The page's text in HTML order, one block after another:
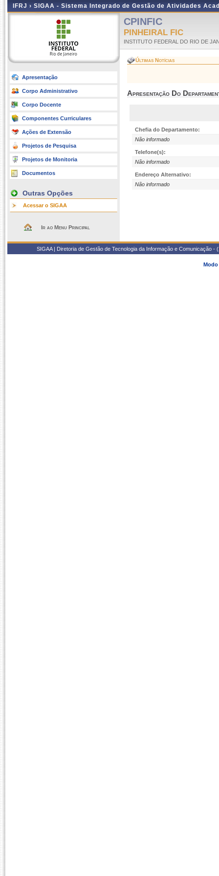
IFRJ › SIGAA - Sistema Integrado de Gestão de Atividades
Apresentação
Corpo Administrativo
Corpo Docente
Componentes Curriculares
Ações de Extensão
Projetos de Pesquisa
Projetos de Monitoria
Documentos
Outras Opções
Acessar o SIGAA
Ir ao Menu Principal
CPINFIC
PINHEIRAL FIC
INSTITUTO FEDERAL DO RIO DE
Últimas Notícias
Apresentação Do
Chefia do Departamento:
Não informado
Telefone(s):
Não informado
Endereço Alternativo:
Não informado
SIGAA | Diretoria de Gestão de Tecnologia da Informação e
Modo